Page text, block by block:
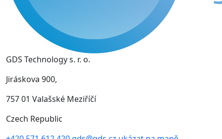
GDS Technology s. r. o.
Jiráskova 900,
757 01 Valašské Meziříčí
Czech Republic